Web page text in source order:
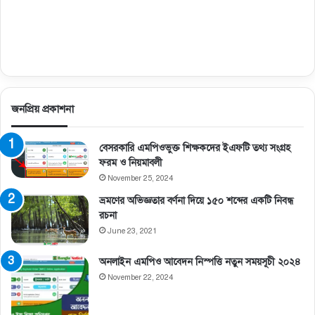
জনপ্রিয় প্রকাশনা
বেসরকারি এমপিওভুক্ত শিক্ষকদের ইএফটি তথ্য সংগ্রহ
ফরম ও নিয়মাবলী
November 25, 2024
ভ্রমণের অভিজ্ঞতার বর্ণনা দিয়ে ১৫০ শব্দের একটি নিবন্ধ
রচনা
June 23, 2021
অনলাইন এমপিও আবেদন নিস্পত্তি নতুন সময়সূচী ২০২৪
November 22, 2024